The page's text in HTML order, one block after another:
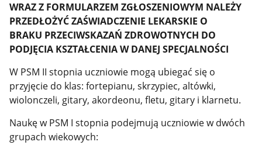
WRAZ Z FORMULARZEM ZGŁOSZENIOWYM NALEŻY
PRZEDŁOŻYĆ ZAŚWIADCZENIE LEKARSKIE O
BRAKU PRZECIWSKAZAŃ ZDROWOTNYCH DO
PODJĘCIA KSZTAŁCENIA W DANEJ SPECJALNOŚCI
W PSM II stopnia uczniowie mogą ubiegać się o
przyjęcie do klas: fortepianu, skrzypiec, altówki,
wiolonczeli, gitary, akordeonu, fletu, gitary i klarnetu.
Naukę w PSM I stopnia podejmują uczniowie w dwóch
grupach wiekowych: